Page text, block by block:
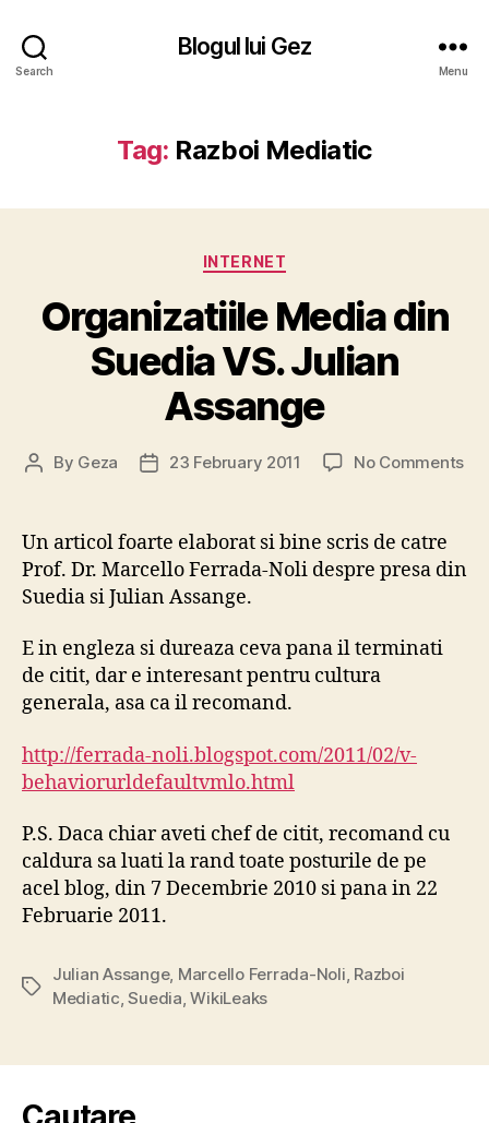
Search
Blogul lui Gez
Menu
Tag: Razboi Mediatic
Categories
INTERNET
Organizatiile Media din
Suedia VS. Julian
Assange
Post
By Geza
Post23 February 2011 No Commentson
VS.
Un articol foarte elaborat si bine scris de catre
Prof. Dr. Marcello Ferrada-Noli despre presa din
Suedia si Julian Assange.
E in engleza si dureaza ceva pana il terminati
de citit, dar e interesant pentru cultura
generala, asa ca il recomand.
http://ferrada-noli.blogspot.com/2011/02/v-
behaviorurldefaultvmlo.html
P.S. Daca chiar aveti chef de citit, recomand cu
caldura sa luati la rand toate posturile de pe
acel blog, din 7 Decembrie 2010 si pana in 22
Februarie 2011.
Tags
Julian Assange, Marcello Ferrada-Noli, Razboi
Mediatic,Suedia,WikiLeaks